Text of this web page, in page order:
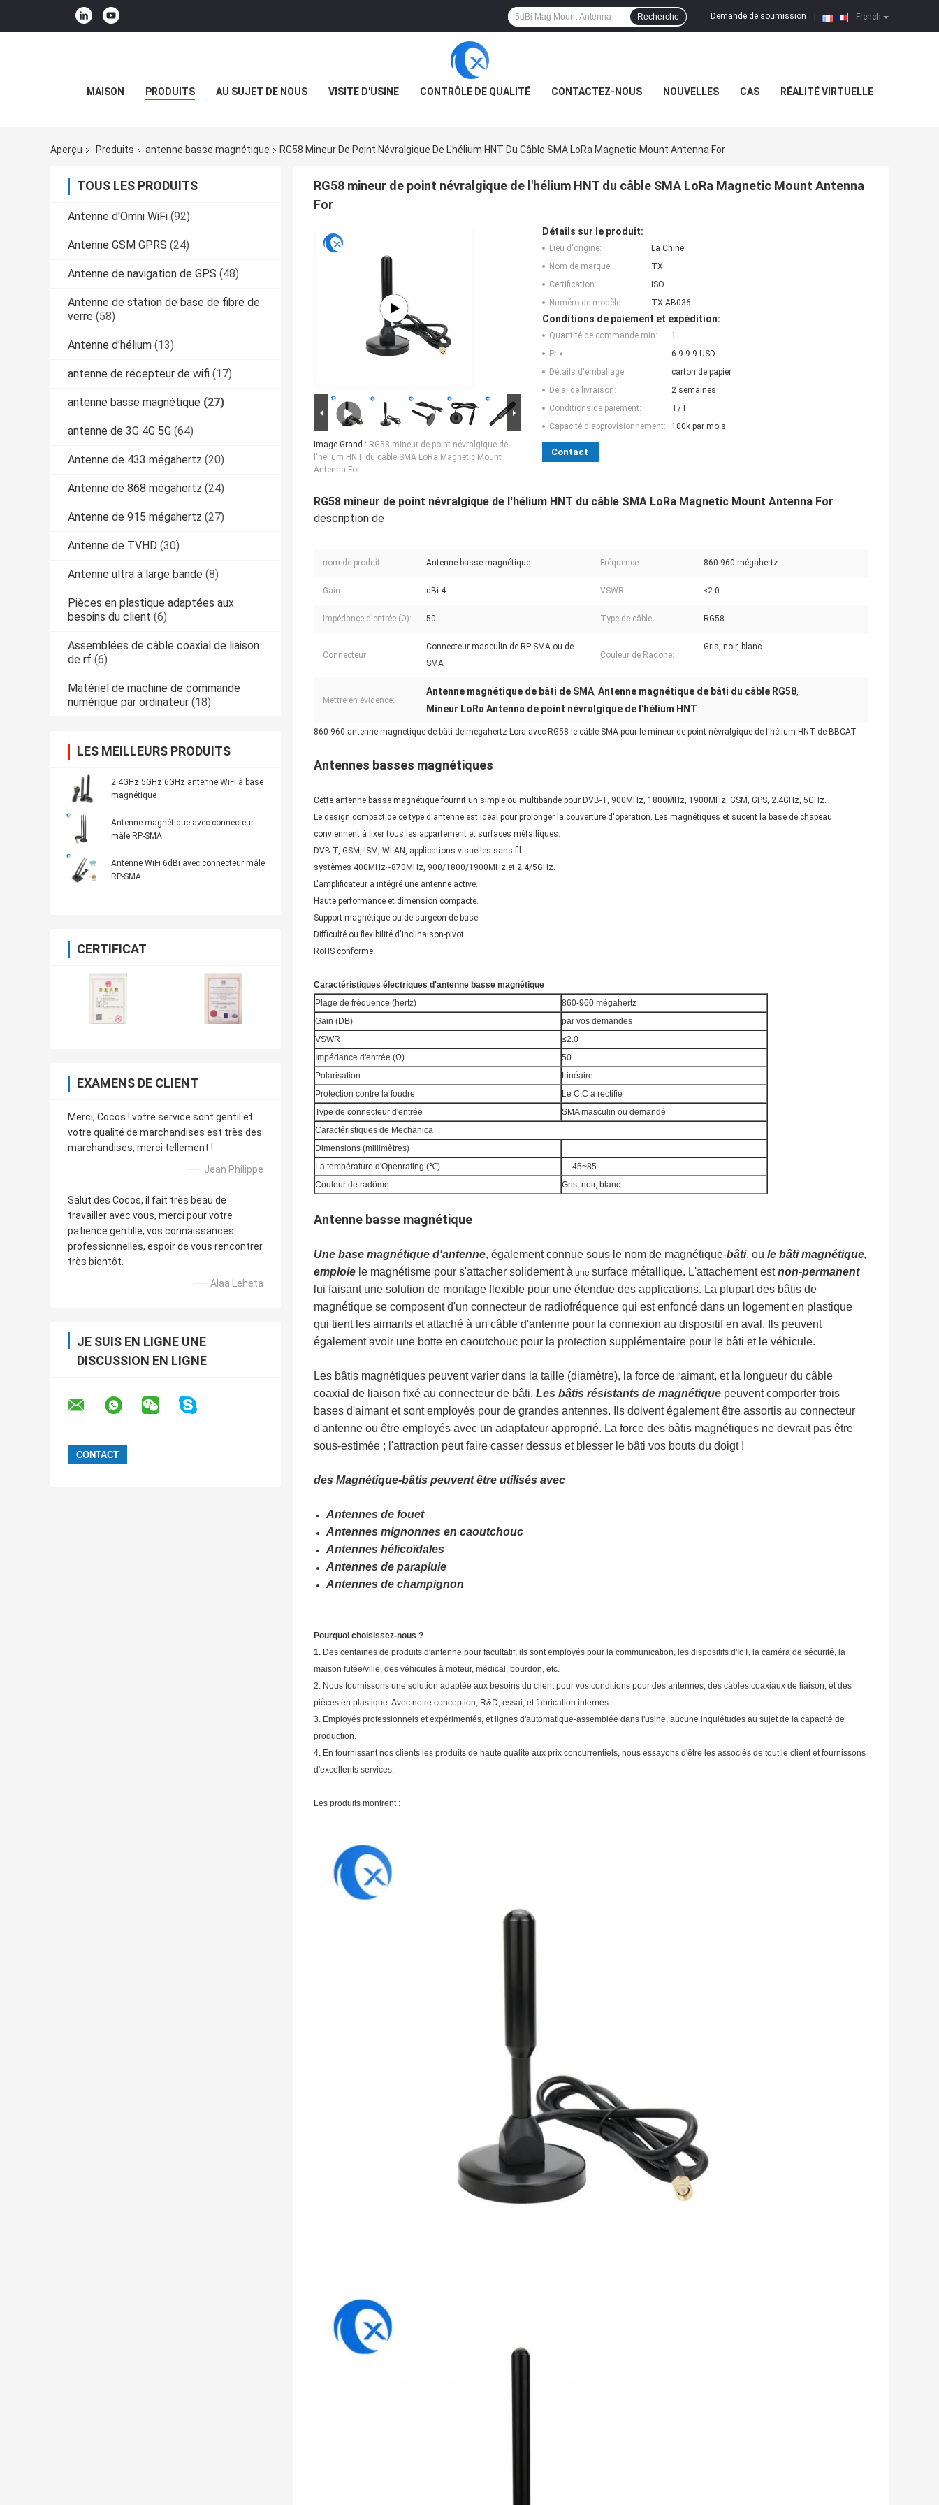
French
Demande de soumission
Recherche
MAISON PRODUITS AU SUJET DE NOUS VISITE D'USINE CONTRÔLE DE QUALITÉ CONTACTEZ-NOUS NOUVELLES CAS RÉALITÉ VIRTUELLE
Aperçu Produits antenne basse magnétique RG58 Mineur De Point Névralgique De L'hélium HNT Du Câble SMA LoRa Magnetic Mount Antenna For
TOUS LES PRODUITS
Antenne d'Omni WiFi (92)
Antenne GSM GPRS (24)
Antenne de navigation de GPS (48)
Antenne de station de base de fibre de
verre (58)
Antenne d'hélium (13)
antenne de récepteur de wifi (17)
antenne basse magnétique (27)
antenne de 3G 4G 5G (64)
Antenne de 433 mégahertz (20)
Antenne de 868 mégahertz (24)
Antenne de 915 mégahertz (27)
Antenne de TVHD (30)
Antenne ultra à large bande (8)
Pièces en plastique adaptées aux
besoins du client (6)
Assemblées de câble coaxial de liaison
de rf (6)
Matériel de machine de commande
numérique par ordinateur (18)
LES MEILLEURS PRODUITS
2.4GHz 5GHz 6GHz antenne WiFi à base
magnétique
Antenne magnétique avec connecteur
mâle RP-SMA
Antenne WiFi 6dBi avec connecteur mâle
RP-SMA
CERTIFICAT
EXAMENS DE CLIENT
Merci, Cocos ! votre service sont gentil et
votre qualité de marchandises est très des
marchandises, merci tellement !
—— Jean Philippe
Salut des Cocos, il fait très beau de
travailler avec vous, merci pour votre
patience gentille, vos connaissances
professionnelles, espoir de vous rencontrer
très bientôt.
—— Alaa Leheta
JE SUIS EN LIGNE UNE
DISCUSSION EN LIGNE
RG58 mineur de point névralgique de l'hélium HNT du câble SMA LoRa Magnetic Mount Antenna
For
Image Grand : RG58 mineur de point névralgique de
l'hélium HNT du câble SMA LoRa Magnetic Mount
Antenna For
Détails sur le produit:
Lieu d'origine:
La Chine
Nom de marque:
TX
Certification:
ISO
Numéro de modèle:
TX-AB036
Conditions de paiement et expédition:
Quantité de commande min:
1
Prix:
6.9-9.9 USD
Détails d'emballage:
carton de papier
Délai de livraison:
2 semaines
Conditions de paiement:
T/T
Capacité d'approvisionnement:
100k par mois
Contact
RG58 mineur de point névralgique de l'hélium HNT du câble SMA LoRa Magnetic Mount Antenna For
description de
nom de produit: Antenne basse magnétique Fréquence: 860-960 mégahertz
Gain: dBi 4 VSWR: ≤2.0
Impédance d'entrée (Ω): 50 Type de câble: RG58
Connecteur:
Connecteur masculin de RP SMA ou de
SMA
Couleur de Radone:
Gris, noir, blanc
Mettre en évidence:
Antenne magnétique de bâti de SMA, Antenne magnétique de bâti du câble RG58,
Mineur LoRa Antenna de point névralgique de l'hélium HNT
860-960 antenne magnétique de bâti de mégahertz Lora avec RG58 le câble SMA pour le mineur de point névralgique de l'hélium HNT de BBCAT
Antennes basses magnétiques
Cette antenne basse magnétique fournit un simple ou multibande pour DVB-T, 900MHz, 1800MHz, 1900MHz, GSM, GPS, 2.4GHz, 5GHz.
Le design compact de ce type d'antenne est idéal pour prolonger la couverture d'opération. Les magnétiques et sucent la base de chapeau
conviennent à fixer tous les appartement et surfaces métalliques.
DVB-T, GSM, ISM, WLAN, applications visuelles sans fil.
systèmes 400MHz~870MHz, 900/1800/1900MHz et 2.4/5GHz.
L'amplificateur a intégré une antenne active.
Haute performance et dimension compacte.
Support magnétique ou de surgeon de base.
Difficulté ou flexibilité d'inclinaison-pivot.
RoHS conforme.
Caractéristiques électriques d'antenne basse magnétique
Plage de fréquence (hertz)
860-960 mégahertz
Gain (DB)
par vos demandes
VSWR
≤2.0
Impédance d'entrée (Ω)
50
Polarisation
Linéaire
Protection contre la foudre
Le C.C a rectifié
Type de connecteur d'entrée
SMA masculin ou demandé
Caractéristiques de Mechanica
Dimensions (millimètres)
La température d'Openrating (℃)
— 45~85
Couleur de radôme
Gris, noir, blanc
Antenne basse magnétique
Une base magnétique d'antenne, également connue sous le nom de magnétique-bâti, ou le bâti magnétique,
emploie le magnétisme pour s'attacher solidement à une surface métallique. L'attachement estnon-permanent
lui faisant une solution de montage flexible pour une étendue des applications. La plupart des bâtis de
magnétique se composent d'un connecteur de radiofréquence qui est enfoncé dans un logement en plastique
qui tient les aimants et attaché à un câble d'antenne pour la connexion au dispositif en aval. Ils peuvent
également avoir une botte en caoutchouc pour la protection supplémentaire pour le bâti et le véhicule.
Les bâtis magnétiques peuvent varier dans la taille (diamètre), la force de l'aimant, et la longueur du câble
coaxial de liaison fixé au connecteur de bâti. Les bâtis résistants de magnétique peuvent comporter trois
bases d'aimant et sont employés pour de grandes antennes. Ils doivent également être assortis au connecteur
d'antenne ou être employés avec un adaptateur approprié. La force des bâtis magnétiques ne devrait pas être
sous-estimée ; l'attraction peut faire casser dessus et blesser le bâti vos bouts du doigt !
des Magnétique-bâtis peuvent être utilisés avec
Antennes de fouet
Antennes mignonnes en caoutchouc
Antennes hélicoïdales
Antennes de parapluie
Antennes de champignon
Pourquoi choisissez-nous ?
1. Des centaines de produits d'antenne pour facultatif, ils sont employés pour la communication, les dispositifs d'IoT, la caméra de sécurité, la
maison futée/ville, des véhicules à moteur, médical, bourdon, etc.
2. Nous fournissons une solution adaptée aux besoins du client pour vos conditions pour des antennes, des câbles coaxiaux de liaison, et des
pièces en plastique. Avec notre conception, R&D, essai, et fabrication internes.
3. Employés professionnels et expérimentés, et lignes d'automatique-assemblée dans l'usine, aucune inquiétudes au sujet de la capacité de
production.
4. En fournissant nos clients les produits de haute qualité aux prix concurrentiels, nous essayons d'être les associés de tout le client et fournissons
d'excellents services.
Les produits montrent :